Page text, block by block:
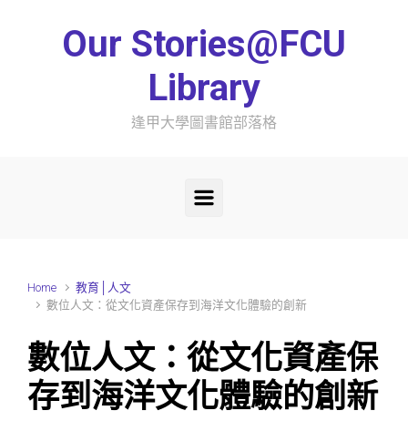
Our Stories@FCU
Library
逢甲大學圖書館部落格
Home
教育│人文
數位人文：從文化資產保存到海洋文化體驗的創新
數位人文：從文化資產保
存到海洋文化體驗的創新